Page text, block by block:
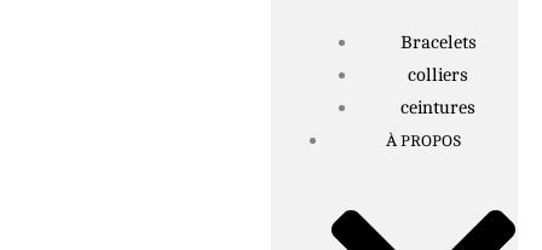
Bracelets
colliers
ceintures
À PROPOS